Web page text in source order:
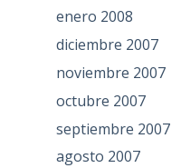
enero 2008
diciembre 2007
noviembre 2007
octubre 2007
septiembre 2007
agosto 2007